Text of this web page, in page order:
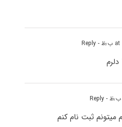
- Reply
- Reply
ثبت نام کنم